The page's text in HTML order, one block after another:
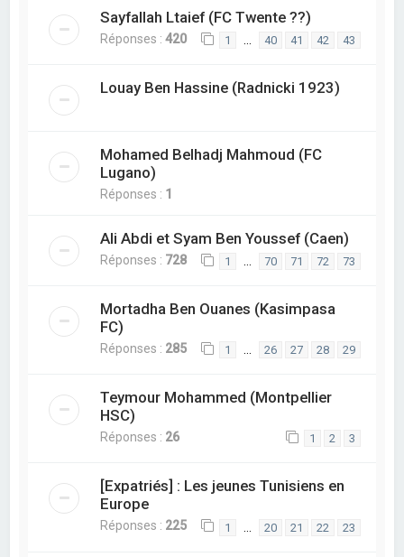
Sayfallah Ltaief (FC Twente ??)
Réponses :420 1 40 41 42 43
Louay Ben Hassine (Radnicki 1923)
Mohamed Belhadj Mahmoud (FC
Lugano)
Réponses : 1
Ali Abdi et Syam Ben Youssef (Caen)
Réponses : 728 1 70 71 72 73
Mortadha Ben Ouanes (Kasimpasa
FC)
Réponses : 285 1 … 26 27 28 29
Teymour Mohammed (Montpellier
HSC)
Réponses : 26 1 2 3
[Expatriés] : Les jeunes Tunisiens en
Europe
Réponses : 225 1 20 21 22 23